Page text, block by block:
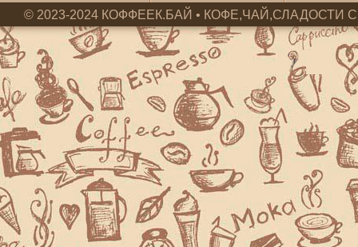
© 2023-2024 КОФФЕЕК.БАЙ • КОФЕ,ЧАЙ,СЛАДОСТИ С